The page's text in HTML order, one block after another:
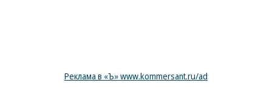
Реклама в «Ъ» www.kommersant.ru/ad